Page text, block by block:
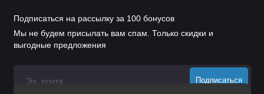
Подписаться на рассылку за 100 бонусов
Мы не будем присылать вам спам. Только скидки и
выгодные предложения
Подписаться